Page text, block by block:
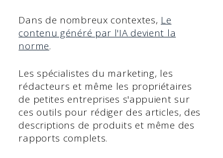
Dans de nombreux contextes, Le
contenu généré par l'IA devient la
norme.
Les spécialistes du marketing, les
rédacteurs et même les propriétaires
de petites entreprises s'appuient sur
ces outils pour rédiger des articles, des
descriptions de produits et même des
rapports complets.